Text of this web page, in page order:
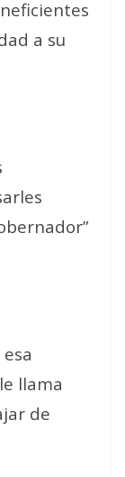
a su
llama
de